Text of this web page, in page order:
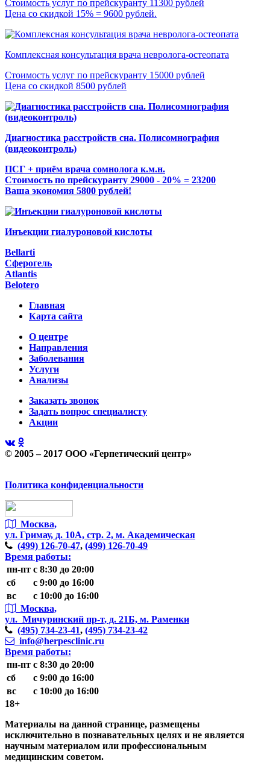
Стоимость услуг по прейскуранту 11300 рублей
Цена со скидкой 15% = 9600 рублей.
Комплексная консультация врача невролога-остеопата
Стоимость услуг по прейскуранту 15000 рублей
Цена со скидкой 8500 рублей
Диагностика расстройств сна. Полисомнография
(видеоконтроль)
ПСГ + приём врача сомнолога к.м.н.
Стоимость по прейскуранту 29000 - 20% = 23200
Ваша экономия 5800 рублей!
Инъекции гиалуроновой кислоты
Bellarti
Сферогель
Atlantis
Belotero
Главная
Карта сайта
О центре
Направления
Заболевания
Услуги
Анализы
Заказать звонок
Задать вопрос специалисту
Акции
© 2005 – 2017 ООО «Герпетический центр»
Политика конфиденциальности
Москва,
ул. Гримау, д. 10А, стр. 2, м. Академическая
(499) 126-70-47, (499) 126-70-49
Время работы:
пн-пт с 8:30 до 20:00
сб
с 9:00 до 16:00
вс
с 10:00 до 16:00
Москва,
ул. Мичуринский пр-т, д. 21Б, м. Раменки
(495) 734-23-41, (495) 734-23-42
info@herpesclinic.ru
Время работы:
пн-пт с 8:30 до 20:00
сб
с 9:00 до 16:00
вс
с 10:00 до 16:00
18+
Материалы на данной странице, размещены
исключительно в познавательных целях и не является
научным материалом или профессиональным
медицинским советом.